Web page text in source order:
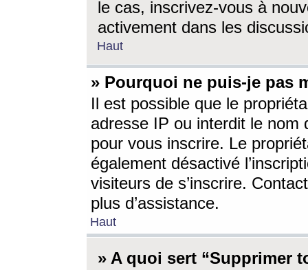
le cas, inscrivez-vous à
activement dans les
Haut
» Pourquoi ne puis-je pas
Il est possible que le
adresse IP ou interdit le nom
pour vous inscrire. Le
également désactivé
visiteurs de s’inscrire.
plus d’assistance.
Haut
» A quoi sert “Supprimer